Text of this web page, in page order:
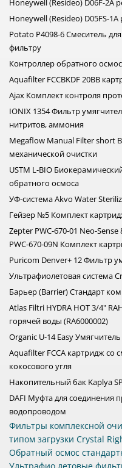
Honeywell (Resideo) D06F-2A
Honeywell (Resideo) D05FS-
Potato P4098-6 Смеситель
фильтру
Контроллер обратного
Aquafilter FCCBKDF 20BB
Ajax Комплект контроля
IONIX 1354 Фильтр
нитритов, аммония
Megaflow Manual Filter short
механической очистки
USTM L-BIO
обратного осмоса
УФ-система Akvo Water
Гейзер №5 Комплект
Zepter PWC-670-01 Neo-Sense
PWC-670-09N Комплект
Puricom Denver+ 12 Фильтр
Ультрафиолетовая система
Барьер (Barrier) Стандарт
Atlas Filtri HYDRA HOT 3/4"
горячей воды (RA6000002)
Organic U-14 Easy
Aquafilter FCCA картридж со
кокосового угля
Накопительный бак Kaplya
DAFI Муфта для соединения
водопроводом
Фильтры комплексной
типом загрузки Crystal
Обратный осмос